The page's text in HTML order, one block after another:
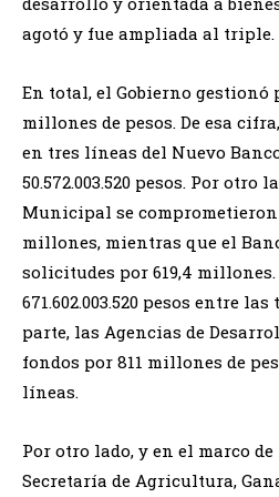
agotó y fue ampliada al triple.
En total, el Gobierno gestionó
millones de pesos. De esa
en tres líneas del Nuevo
50.572.003.520 pesos. Por otro
Municipal se comprometieron
millones, mientras que el
solicitudes por 619,4
671.602.003.520 pesos entre
parte, las Agencias de
fondos por 811 millones de
líneas.
Por otro lado, y en el marco
Secretaría de Agricultura,